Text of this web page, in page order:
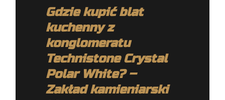
Gdzie kupić blat
kuchenny z
konglomeratu
Technistone Crystal
Polar White? –
Zakład kamieniarski